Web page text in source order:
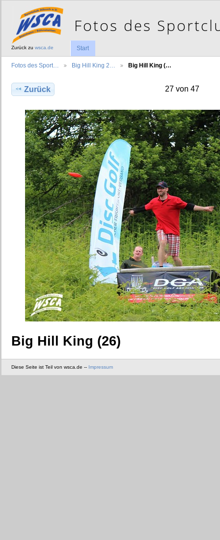
Zurück zu wsca.de Start
Fotos des Sport… Big Hill King 2… Big Hill King (…
Zurück 27 von 47
Big Hill King (26)
Diese Seite ist Teil von wsca.de -- Impressum